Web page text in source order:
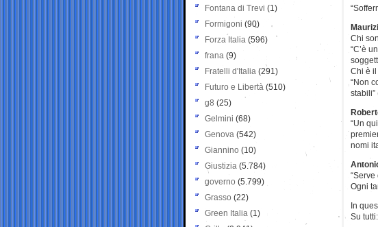
Chi
“C’è
Chi è
“Non
“Un
nomi
Ogni
In
Su
Fontana di Trevi (1)
Formigoni (90)
Forza Italia (596)
frana (9)
Fratelli d'Italia (291)
Futuro e Libertà (510)
g8 (25)
Gelmini (68)
Genova (542)
Giannino (10)
Giustizia (5.784)
governo (5.799)
Grasso (22)
Green Italia (1)